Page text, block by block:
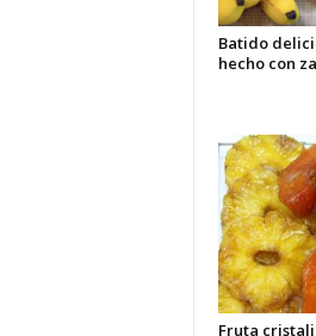
Batido
hecho con
Fruta